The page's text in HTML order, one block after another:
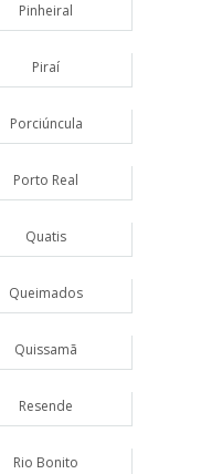
Pinheiral
Piraí
Porciúncula
Porto Real
Quatis
Queimados
Quissamã
Resende
Rio Bonito